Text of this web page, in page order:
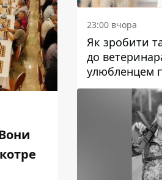
23:00 вчора
Як зробити
до
улюбленцем
спокійно: